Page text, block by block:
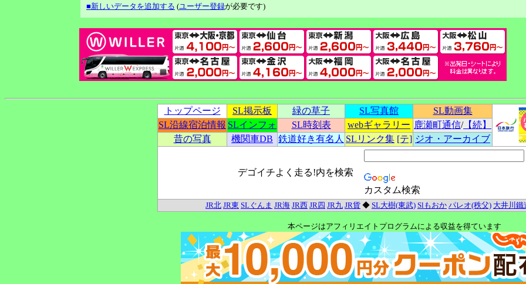
■新しいデータを追加する (ユーザー登録が必要です)
トップページ SL掲示板 緑の草子 SL写真館
SL動画集
SL沿線宿泊情報 SLインフォ SL時刻表 webギャラリー 鹿瀬町通信/【続】
昔の写真
機関車DB 鉄道好き有名人 SLリンク集 [テ] ジオ・アーカイブ
デゴイチよく走る!内を検索
カスタム検索
JR北 JR東 SLぐんま JR海 JR西 JR四 JR九 JR貨 ◆ SL大樹(東武) Slもおか パレオ(秩父) 大井川鐵
本ページはアフィリエイトプログラムによる収益を得ています